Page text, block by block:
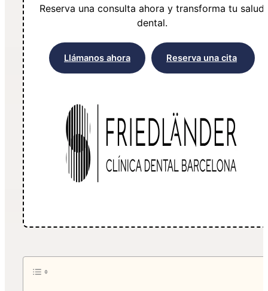
Reserva una consulta ahora y transforma tu salud
dental.
Llámanos ahora Reserva una cita